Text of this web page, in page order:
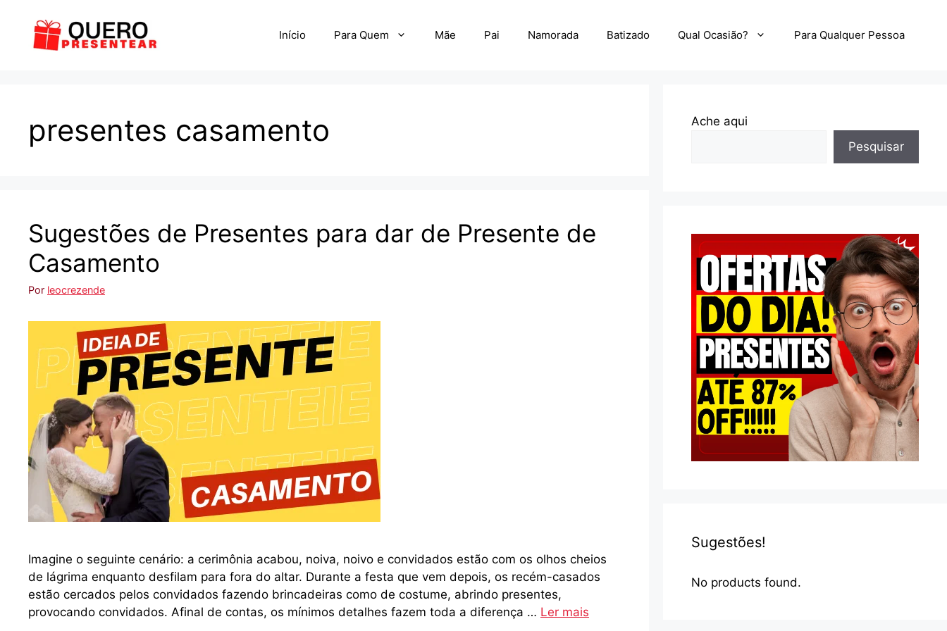
Início Para Quem Mãe Pai Namorada Batizado Qual Ocasião? Para Qualquer Pessoa
presentes casamento
Sugestões de Presentes para dar de Presente de
Casamento
Por leocrezende
Imagine o seguinte cenário: a cerimônia acabou, noiva, noivo e convidados estão com os olhos cheios
de lágrima enquanto desfilam para fora do altar. Durante a festa que vem depois, os recém-casados
estão cercados pelos convidados fazendo brincadeiras como de costume, abrindo presentes,
provocando convidados. Afinal de contas, os mínimos detalhes fazem toda a diferença … Ler mais
Ache aqui
Pesquisar
Sugestões!
No products found.